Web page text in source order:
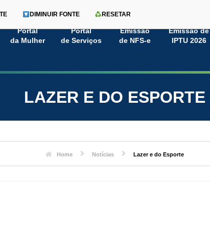
Portal
da Mulher
Portal
de Serviços
Emissão
de NFS-e
Emissão de
IPTU 2026
DIMINUIR FONTE RESETAR
LAZER E DO ESPORTE
Home Notícias Lazer e do Esporte